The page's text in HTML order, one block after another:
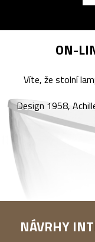
ON-
Víte, že stolní
Design 1958,
NÁVRHY